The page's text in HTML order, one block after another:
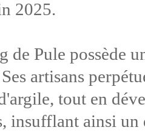
2025.
de Pule possède
artisans
tout en
insufflant ainsi un